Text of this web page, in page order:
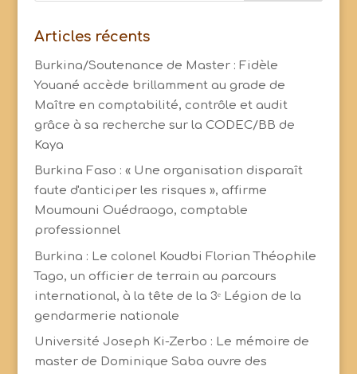
Articles récents
Burkina/Soutenance de Master : Fidèle
Youané accède brillamment au grade de
Maître en comptabilité, contrôle et audit
grâce à sa recherche sur la CODEC/BB de
Kaya
Burkina Faso : « Une organisation disparaît
faute d'anticiper les risques », affirme
Moumouni Ouédraogo, comptable
professionnel
Burkina : Le colonel Koudbi Florian Théophile
Tago, un officier de terrain au parcours
international, à la tête de la 3ᵉ Légion de la
gendarmerie nationale
Université Joseph Ki-Zerbo : Le mémoire de
master de Dominique Saba ouvre des